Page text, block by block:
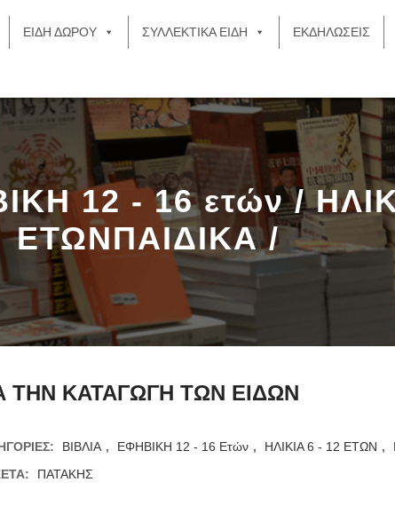
ΕΙΔΗ ΔΩΡΟΥ ΣΥΛΛΕΚΤΙΚΑ ΕΙΔΗ ΕΚΔΗΛΩΣΕΙΣ
12 - 16 ετών /
ΕΤΩΝΠΑΙΔΙΚΑ /
ΤΗΝ ΚΑΤΑΓΩΓΗ ΤΩΝ ΕΙΔΩΝ
ΒΙΒΛΙΑ , ΕΦΗΒΙΚΗ 12 - 16 Ετών , ΗΛΙΚΙΑ 6 - 12 ΕΤΩΝ ,
ΠΑΤΑΚΗΣ